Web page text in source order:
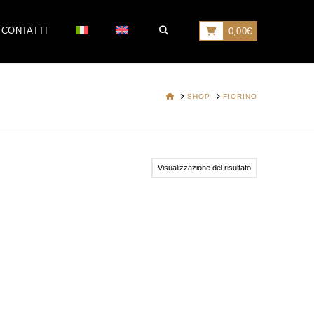
CONTATTI 0,00€
HOMESHOP FIORINO
Visualizzazione del risultato